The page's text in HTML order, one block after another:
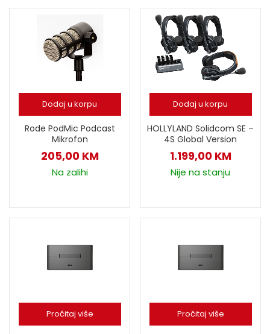
Dodaj u korpu
Rode PodMic Podcast
Mikrofon
205,00 KM
Na zalihi
Dodaj u korpu
HOLLYLAND Solidcom SE –
4S Global Version
1.199,00 KM
Nije na stanju
Pročitaj više Pročitaj više